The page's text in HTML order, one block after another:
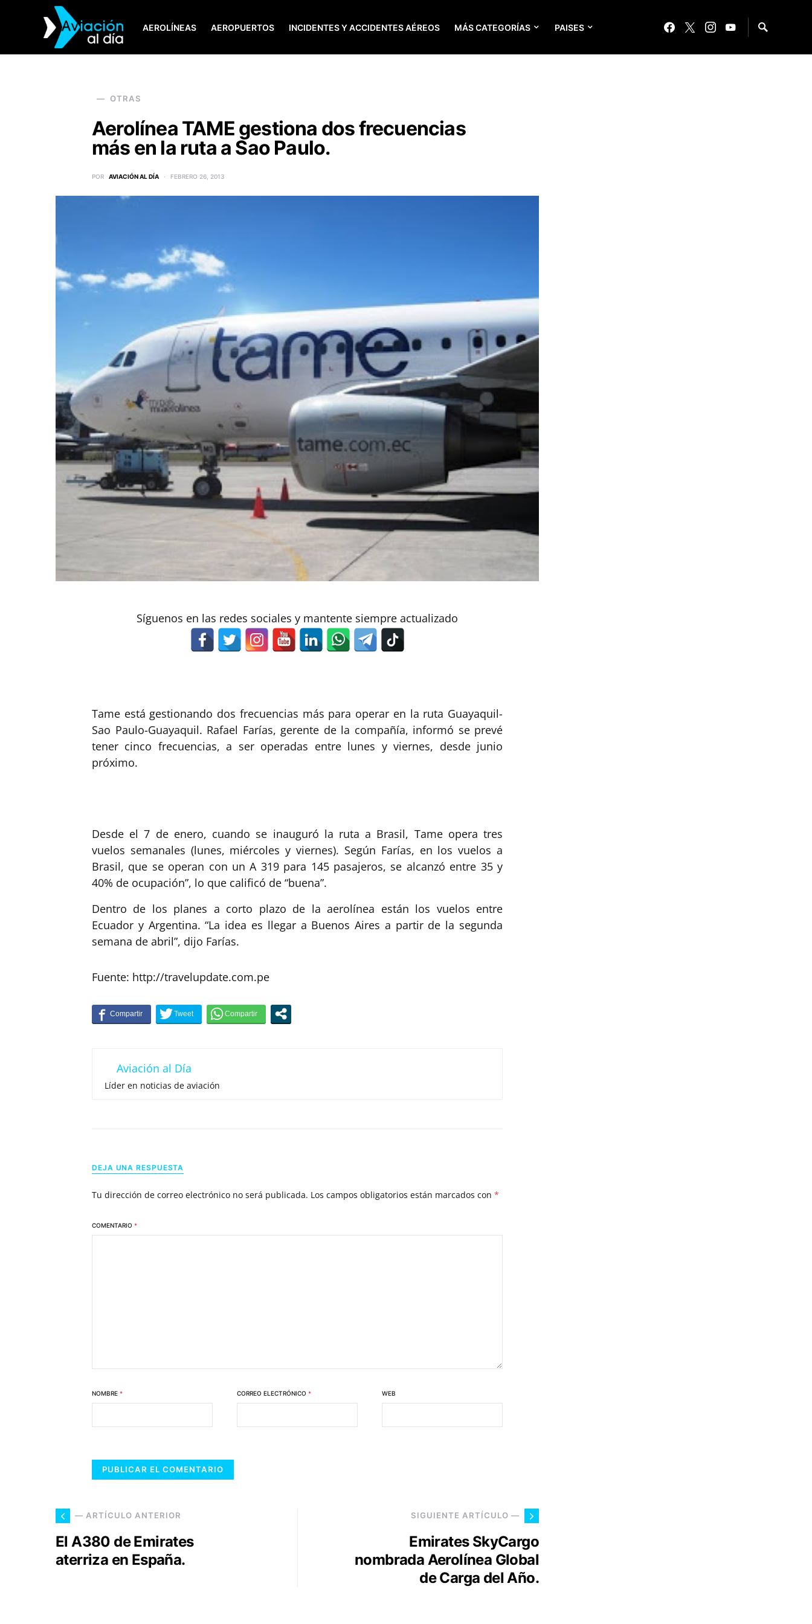
AEROLÍNEAS AEROPUERTOS INCIDENTES Y ACCIDENTES AÉREOS MÁS CATEGORÍAS PAISES
SEARCH FOR:
OTRAS
Aerolínea TAME gestiona dos frecuencias
más en la ruta a Sao Paulo.
POR AVIACIÓN AL DÍA FEBRERO 26, 2013
Síguenos en las redes sociales y mantente siempre actualizado
Tame está gestionando dos frecuencias más para operar en la ruta Guayaquil-
Sao Paulo-Guayaquil. Rafael Farías, gerente de la compañía, informó se prevé
tener cinco frecuencias, a ser operadas entre lunes y viernes, desde junio
próximo.
Desde el 7 de enero, cuando se inauguró la ruta a Brasil, Tame opera tres
vuelos semanales (lunes, miércoles y viernes). Según Farías, en los vuelos a
Brasil, que se operan con un A 319 para 145 pasajeros, se alcanzó entre 35 y
40% de ocupación”, lo que calificó de “buena”.
Dentro de los planes a corto plazo de la aerolínea están los vuelos entre
Ecuador y Argentina. “La idea es llegar a Buenos Aires a partir de la segunda
semana de abril”, dijo Farías.
Fuente: http://travelupdate.com.pe
Aviación al Día
Líder en noticias de aviación
DEJA UNA RESPUESTA
Tu dirección de correo electrónico no será publicada. Los campos obligatorios están marcados con *
COMENTARIO *
NOMBRE * CORREO ELECTRÓNICO * WEB
— ARTÍCULO ANTERIOR
El A380 de Emirates
aterriza en España.
SIGUIENTE ARTÍCULO —
Emirates SkyCargo
nombrada Aerolínea Global
de Carga del Año.